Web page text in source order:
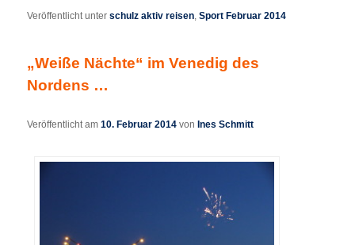
Veröffentlicht unter schulz aktiv reisen,Sport Februar 2014
„Weiße Nächte“ im Venedig des
Nordens …
Veröffentlicht am10. Februar 2014 vonInes Schmitt